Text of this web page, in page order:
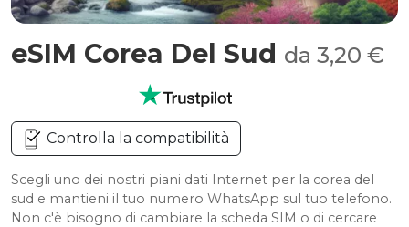
eSIM Corea Del Sud da 3,20 €
Controlla la compatibilità
Scegli uno dei nostri piani dati Internet per la corea del
sud e mantieni il tuo numero WhatsApp sul tuo telefono.
Non c'è bisogno di cambiare la scheda SIM o di cercare